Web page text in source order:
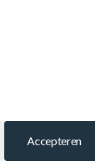
Accepteren